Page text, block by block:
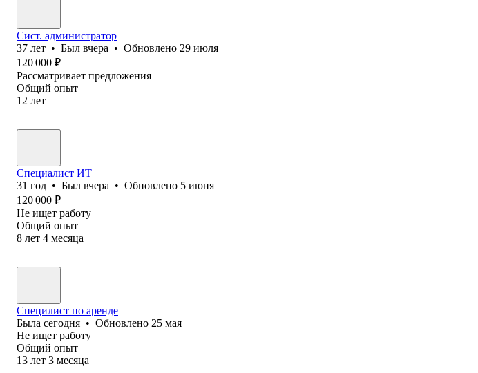
Сист. администратор
37 лет • Был вчера • Обновлено 29 июля
120 000 ₽
Рассматривает предложения
Общий опыт
12 лет
Специалист ИТ
31 год • Был вчера • Обновлено 5 июня
120 000 ₽
Не ищет работу
Общий опыт
8 лет 4 месяца
Специлист по аренде
Была сегодня • Обновлено 25 мая
Не ищет работу
Общий опыт
13 лет 3 месяца